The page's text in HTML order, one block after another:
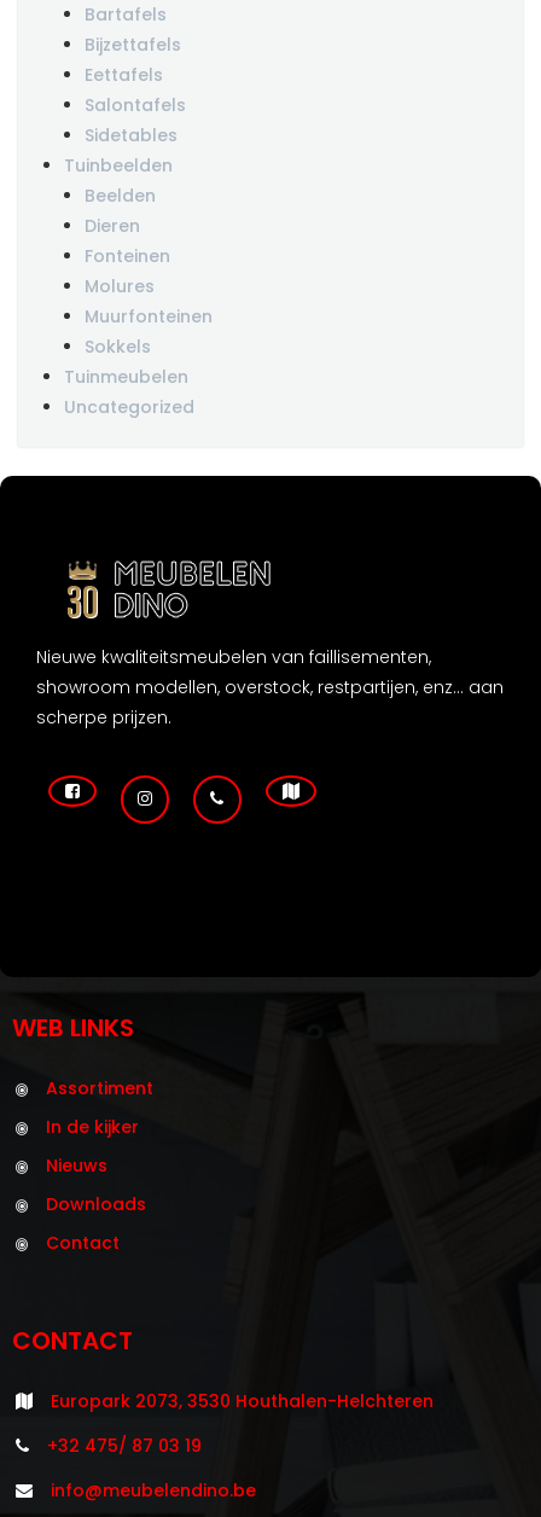
Bartafels
Bijzettafels
Eettafels
Salontafels
Sidetables
Tuinbeelden
Beelden
Dieren
Fonteinen
Molures
Muurfonteinen
Sokkels
Tuinmeubelen
Uncategorized
Nieuwe kwaliteitsmeubelen van faillisementen,
showroom modellen, overstock, restpartijen, enz... aan
scherpe prijzen.
WEB LINKS
Assortiment
In de kijker
Nieuws
Downloads
Contact
CONTACT
Europark 2073, 3530 Houthalen-Helchteren
+32 475/ 87 03 19
info@meubelendino.be